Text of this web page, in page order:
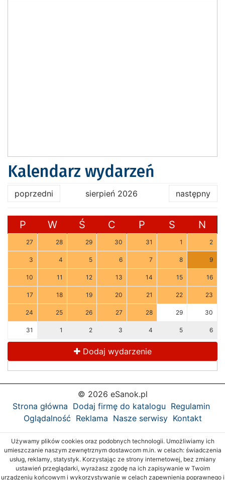
Kalendarz wydarzeń
poprzedni sierpień 2026 następny
P W Ś C P S N
27 28 29 30 31 1 2
3 4 5 6 7 8 9
10 11 12 13 14 15 16
17 18 19 20 21 22 23
24 25 26 27 28 29 30
31 1 2 3 4 5 6
Dodaj wydarzenie
© 2026 eSanok.pl
Strona główna Dodaj firmę do katalogu Regulamin
Oglądalność Reklama Nasze serwisy Kontakt
Używamy plików cookies oraz podobnych technologii. Umożliwiamy ich
umieszczanie naszym zewnętrznym dostawcom m.in. w celach: świadczenia
usług, reklamy, statystyk. Korzystając ze strony internetowej, bez zmiany
ustawień przeglądarki, wyrażasz zgodę na ich zapisywanie w Twoim
urządzeniu końcowym i wykorzystywanie w celach zapewnienia poprawnego i